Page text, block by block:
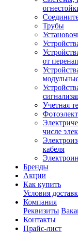
Трубы
от
Учетная
числе
кабеля
Бренды
Акции
Как купить
Условия
Компания
Реквизиты
Контакты
Прайс-лист